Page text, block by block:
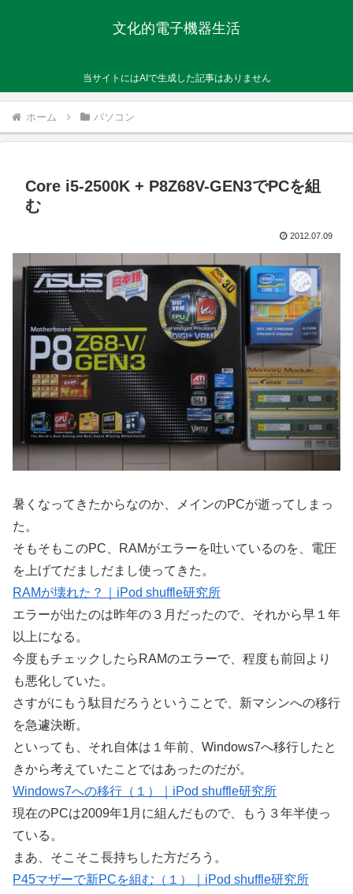
文化的電子機器生活
当サイトにはAIで生成した記事はありません
ホーム パソコン
Core i5-2500K + P8Z68V-GEN3でPCを組
む
2012.07.09
暑くなってきたからなのか、メインのPCが逝ってしまっ
た。
そもそもこのPC、RAMがエラーを吐いているのを、電圧
を上げてだましだまし使ってきた。
RAMが壊れた？｜iPod shuffle研究所
エラーが出たのは昨年の３月だったので、それから早１年
以上になる。
今度もチェックしたらRAMのエラーで、程度も前回より
も悪化していた。
さすがにもう駄目だろうということで、新マシンへの移行
を急遽決断。
といっても、それ自体は１年前、Windows7へ移行したと
きから考えていたことではあったのだが。
Windows7への移行（１）｜iPod shuffle研究所
現在のPCは2009年1月に組んだもので、もう３年半使っ
ている。
まあ、そこそこ長持ちした方だろう。
P45マザーで新PCを組む（１）｜iPod shuffle研究所